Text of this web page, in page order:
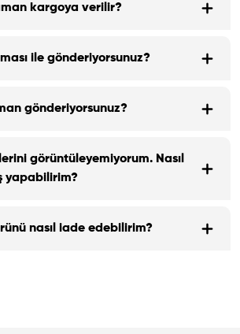
kargoya verilir?
ile gönderiyorsunuz?
gönderiyorsunuz?
görüntüleyemiyorum. Nasıl
yapabilirim?
nasıl iade edebilirim?